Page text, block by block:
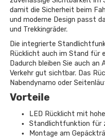
damit die Sicherheit beim
und moderne Design passt
und Trekkingräder.
Die integrierte
Rücklicht auch im Stand für
Dadurch bleiben Sie auch
Verkehr gut sichtbar. Das
Nabendynamo oder
Vorteile
LED Rücklicht mit
Standlichtfunktion für
Montage am